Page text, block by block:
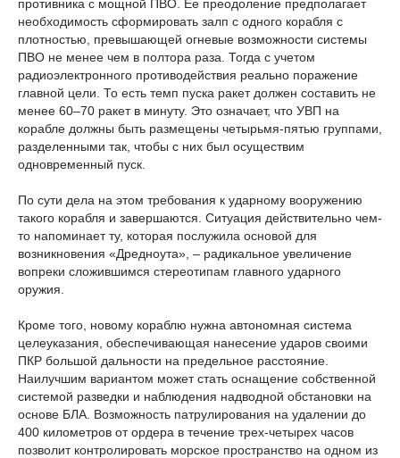
противника с мощной ПВО. Ее преодоление предполагает
необходимость сформировать залп с одного корабля с
плотностью, превышающей огневые возможности системы
ПВО не менее чем в полтора раза. Тогда с учетом
радиоэлектронного противодействия реально поражение
главной цели. То есть темп пуска ракет должен составить не
менее 60–70 ракет в минуту. Это означает, что УВП на
корабле должны быть размещены четырьмя-пятью группами,
разделенными так, чтобы с них был осуществим
одновременный пуск.
По сути дела на этом требования к ударному вооружению
такого корабля и завершаются. Ситуация действительно чем-
то напоминает ту, которая послужила основой для
возникновения «Дредноута», – радикальное увеличение
вопреки сложившимся стереотипам главного ударного
оружия.
Кроме того, новому кораблю нужна автономная система
целеуказания, обеспечивающая нанесение ударов своими
ПКР большой дальности на предельное расстояние.
Наилучшим вариантом может стать оснащение собственной
системой разведки и наблюдения надводной обстановки на
основе БЛА. Возможность патрулирования на удалении до
400 километров от ордера в течение трех-четырех часов
позволит контролировать морское пространство на одном из